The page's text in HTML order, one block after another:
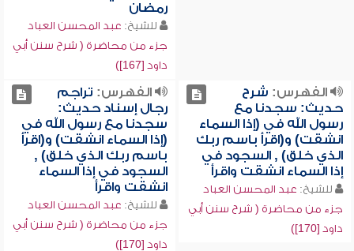
رمضان
للشيخ: عبد المحسن العباد
جزء من محاضرة ( شرح سنن أبي
داود [167])
الفهرس: شرح
حديث: سجدنا مع
رسول الله في (إذا السماء
انشقت) و(اقرأ باسم ربك
الذي خلق) , السجود في
إذا السماء انشقت واقرأ
للشيخ: عبد المحسن العباد
جزء من محاضرة ( شرح سنن أبي
داود [170])
الفهرس: تراجم
رجال إسناد حديث:
سجدنا مع رسول الله في
(إذا السماء انشقت) و(اقرأ
باسم ربك الذي خلق) ,
السجود في إذا السماء
انشقت واقرأ
للشيخ: عبد المحسن العباد
جزء من محاضرة ( شرح سنن أبي
داود [170])